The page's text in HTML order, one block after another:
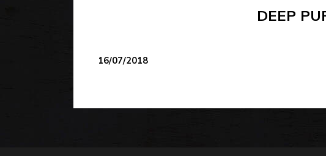
DEEP
16/07/2018